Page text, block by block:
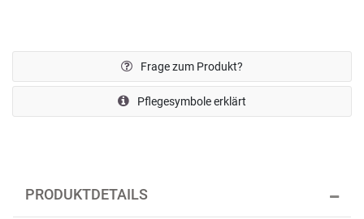
Frage zum Produkt?
Pflegesymbole erklärt
PRODUKTDETAILS